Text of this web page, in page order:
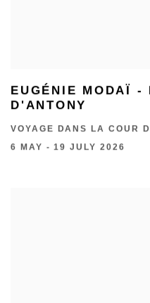
EUGÉNIE MODAÏ -
D'ANTONY
VOYAGE DANS LA COUR
6 MAY - 19 JULY 2026